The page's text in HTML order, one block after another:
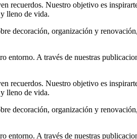
recuerdos. Nuestro objetivo es
lleno de vida.
decoración, organización y
entorno. A través de nuestras
recuerdos. Nuestro objetivo es
lleno de vida.
decoración, organización y
entorno. A través de nuestras